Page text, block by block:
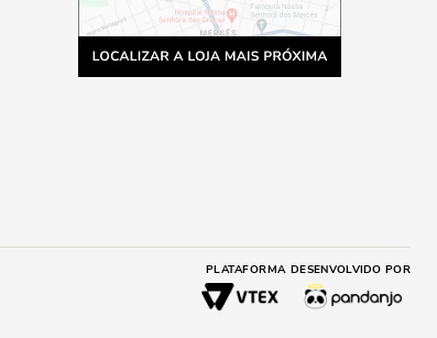
PLATAFORMA DESENVOLVIDO POR